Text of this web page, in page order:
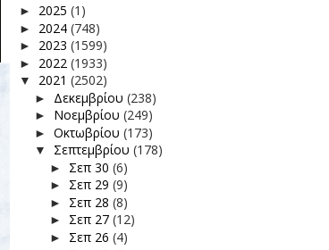
► 2025 (1)
► 2024 (748)
► 2023 (1599)
► 2022 (1933)
▼ 2021 (2502)
► Δεκεμβρίου (238)
► Νοεμβρίου (249)
► Οκτωβρίου (173)
▼ Σεπτεμβρίου (178)
► Σεπ 30 (6)
► Σεπ 29 (9)
► Σεπ 28 (8)
► Σεπ 27 (12)
► Σεπ 26 (4)